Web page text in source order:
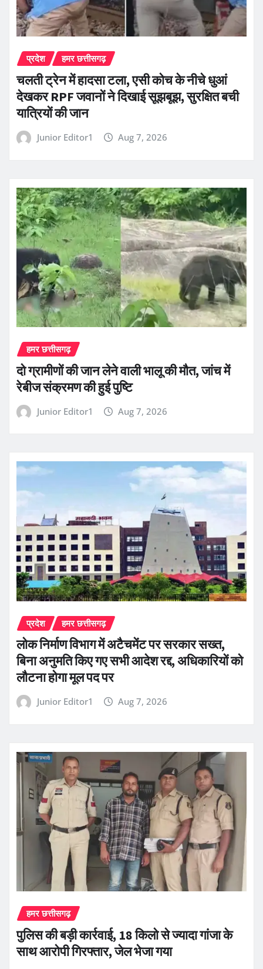
प्रदेश हमर छत्तीसगढ़
चलती ट्रेन में हादसा टला, एसी कोच के नीचे धुआं
देखकर RPF जवानों ने दिखाई सूझबूझ, सुरक्षित बची
यात्रियों की जान
Junior Editor1 Aug 7, 2026
हमर छत्तीसगढ़
दो ग्रामीणों की जान लेने वाली भालू की मौत, जांच में
रेबीज संक्रमण की हुई पुष्टि
Junior Editor1 Aug 7, 2026
प्रदेश हमर छत्तीसगढ़
लोक निर्माण विभाग में अटैचमेंट पर सरकार सख्त,
बिना अनुमति किए गए सभी आदेश रद्द, अधिकारियों को
लौटना होगा मूल पद पर
Junior Editor1 Aug 7, 2026
हमर छत्तीसगढ़
पुलिस की बड़ी कार्रवाई, 18 किलो से ज्यादा गांजा के
साथ आरोपी गिरफ्तार, जेल भेजा गया